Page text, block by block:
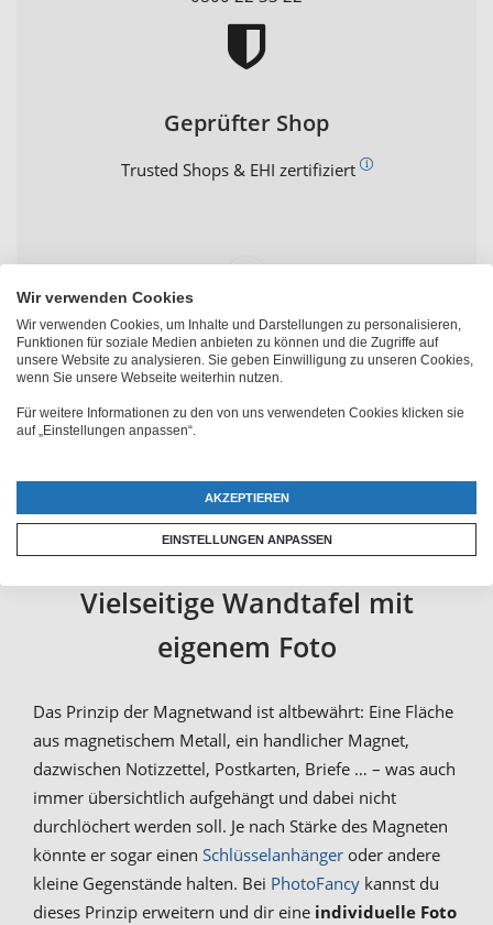
Geprüfter Shop
Trusted Shops & EHI zertifiziert
PhotoFancy Kundenbewertungen
Dein Bild als Magnetwand:
Vielseitige Wandtafel mit
eigenem Foto
Das Prinzip der Magnetwand ist altbewährt: Eine Fläche
aus magnetischem Metall, ein handlicher Magnet,
dazwischen Notizzettel, Postkarten, Briefe … – was auch
immer übersichtlich aufgehängt und dabei nicht
durchlöchert werden soll. Je nach Stärke des Magneten
könnte er sogar einen Schlüsselanhänger oder andere
kleine Gegenstände halten. Bei PhotoFancy kannst du
dieses Prinzip erweitern und dir eine individuelle Foto
Wir verwenden Cookies
Wir verwenden Cookies, um Inhalte und Darstellungen zu personalisieren,
Funktionen für soziale Medien anbieten zu können und die Zugriffe auf
unsere Website zu analysieren. Sie geben Einwilligung zu unseren Cookies,
wenn Sie unsere Webseite weiterhin nutzen.
Für weitere Informationen zu den von uns verwendeten Cookies klicken sie
auf „Einstellungen anpassen“.
AKZEPTIEREN
EINSTELLUNGEN ANPASSEN